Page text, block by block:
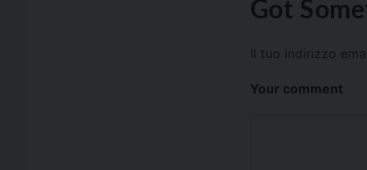
Got
Il tuo indirizzo
Your comment